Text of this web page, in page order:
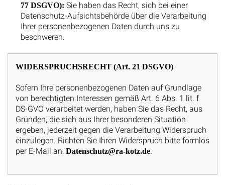
77 DSGVO): Sie haben das Recht, sich bei einer
Datenschutz-Aufsichtsbehörde über die Verarbeitung
Ihrer personenbezogenen Daten durch uns zu
beschweren.
WIDERSPRUCHSRECHT (Art. 21 DSGVO)
Sofern Ihre personenbezogenen Daten auf Grundlage
von berechtigten Interessen gemäß Art. 6 Abs. 1 lit. f
DS-GVO verarbeitet werden, haben Sie das Recht, aus
Gründen, die sich aus Ihrer besonderen Situation
ergeben, jederzeit gegen die Verarbeitung Widerspruch
einzulegen. Richten Sie Ihren Widerspruch bitte formlos
per E-Mail an: Datenschutz@ra-kotz.de.